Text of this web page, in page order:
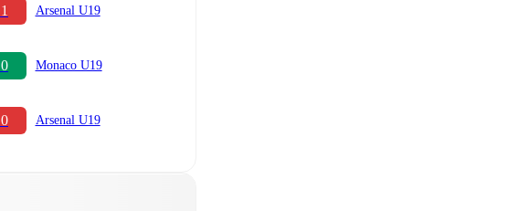
Arsenal U19
Monaco U19
Arsenal U19